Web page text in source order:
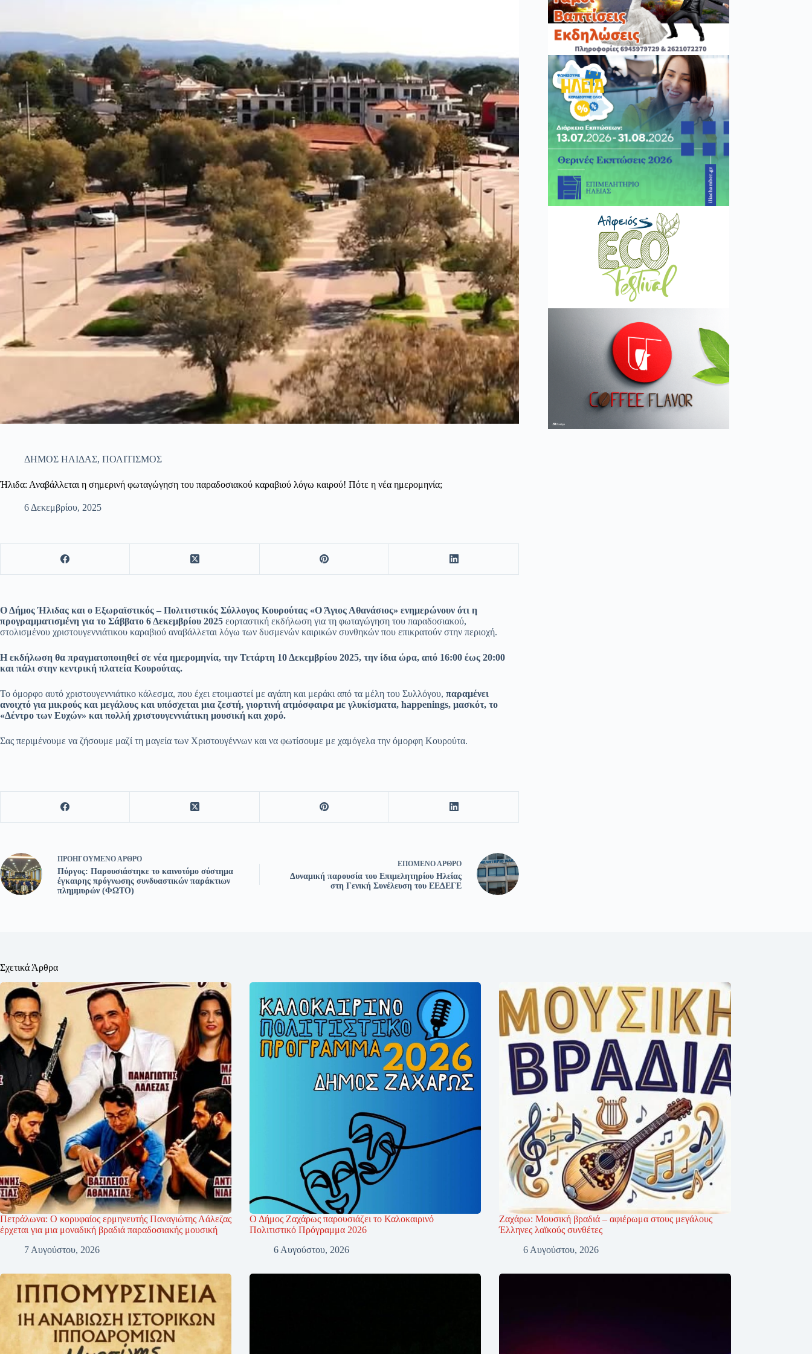
ΔΗΜΟΣ ΗΛΙΔΑΣ, ΠΟΛΙΤΙΣΜΟΣ
Ήλιδα: Αναβάλλεται η σημερινή φωταγώγηση του παραδοσιακού καραβιού λόγω καιρού! Πότε η νέα ημερομηνία;
6 Δεκεμβρίου, 2025
Ο Δήμος Ήλιδας και ο Εξωραϊστικός – Πολιτιστικός Σύλλογος Κουρούτας «Ο Άγιος Αθανάσιος» ενημερώνουν ότι η
προγραμματισμένη για το Σάββατο 6 Δεκεμβρίου 2025 εορταστική εκδήλωση για τη φωταγώγηση του παραδοσιακού,
στολισμένου χριστουγεννιάτικου καραβιού αναβάλλεται λόγω των δυσμενών καιρικών συνθηκών που επικρατούν στην περιοχή.
Η εκδήλωση θα πραγματοποιηθεί σε νέα ημερομηνία, την Τετάρτη 10 Δεκεμβρίου 2025, την ίδια ώρα, από 16:00 έως 20:00
και πάλι στην κεντρική πλατεία Κουρούτας.
Το όμορφο αυτό χριστουγεννιάτικο κάλεσμα, που έχει ετοιμαστεί με αγάπη και μεράκι από τα μέλη του Συλλόγου, παραμένει
ανοιχτό για μικρούς και μεγάλους και υπόσχεται μια ζεστή, γιορτινή ατμόσφαιρα με γλυκίσματα, happenings, μασκότ, το
«Δέντρο των Ευχών» και πολλή χριστουγεννιάτικη μουσική και χορό.
Σας περιμένουμε να ζήσουμε μαζί τη μαγεία των Χριστουγέννων και να φωτίσουμε με χαμόγελα την όμορφη Κουρούτα.
ΠΡΟΗΓΟΎΜΕΝΟΆΡΘΡΟ
Πύργος: Παρουσιάστηκε το καινοτόμο σύστημα
έγκαιρης πρόγνωσης συνδυαστικών παράκτιων
πλημμυρών (ΦΩΤΟ)
ΕΠΌΜΕΝΟΆΡΘΡΟ
Δυναμική παρουσία του Επιμελητηρίου Ηλείας
στη Γενική Συνέλευση του ΕΕΔΕΓΕ
Σχετικά Άρθρα
Πετράλωνα: Ο κορυφαίος ερμηνευτής Παναγιώτης Λάλεζας
έρχεται για μια μοναδική βραδιά παραδοσιακής μουσική
7 Αυγούστου, 2026
Ο Δήμος Ζαχάρως παρουσιάζει το Καλοκαιρινό
Πολιτιστικό Πρόγραμμα 2026
6 Αυγούστου, 2026
Ζαχάρω: Μουσική βραδιά – αφιέρωμα στους μεγάλους
Έλληνες λαϊκούς συνθέτες
6 Αυγούστου, 2026